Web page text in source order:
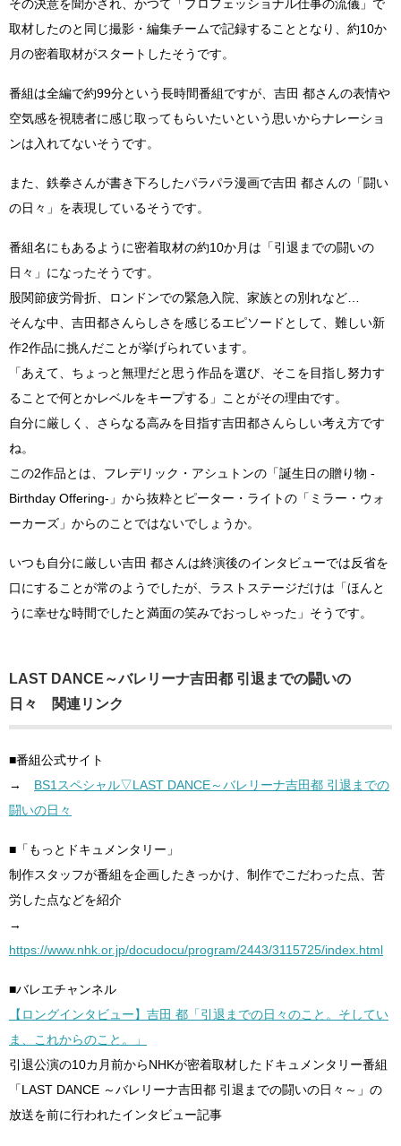
その決意を聞かされ、かつて「プロフェッショナル仕事の流儀」で
取材したのと同じ撮影・編集チームで記録することとなり、約10か
月の密着取材がスタートしたそうです。
番組は全編で約99分という長時間番組ですが、吉田 都さんの表情や
空気感を視聴者に感じ取ってもらいたいという思いからナレーショ
ンは入れてないそうです。
また、鉄拳さんが書き下ろしたパラパラ漫画で吉田 都さんの「闘い
の日々」を表現しているそうです。
番組名にもあるように密着取材の約10か月は「引退までの闘いの
日々」になったそうです。
股関節疲労骨折、ロンドンでの緊急入院、家族との別れなど…
そんな中、吉田都さんらしさを感じるエピソードとして、難しい新
作2作品に挑んだことが挙げられています。
「あえて、ちょっと無理だと思う作品を選び、そこを目指し努力す
ることで何とかレベルをキープする」ことがその理由です。
自分に厳しく、さらなる高みを目指す吉田都さんらしい考え方です
ね。
この2作品とは、フレデリック・アシュトンの「誕生日の贈り物 -
Birthday Offering-」から抜粋とピーター・ライトの「ミラー・ウォ
ーカーズ」からのことではないでしょうか。
いつも自分に厳しい吉田 都さんは終演後のインタビューでは反省を
口にすることが常のようでしたが、ラストステージだけは「ほんと
うに幸せな時間でしたと満面の笑みでおっしゃった」そうです。
LAST DANCE～バレリーナ吉田都 引退までの闘いの
日々 関連リンク
■番組公式サイト
→ BS1スペシャル▽LAST DANCE～バレリーナ吉田都 引退までの
闘いの日々
■「もっとドキュメンタリー」
制作スタッフが番組を企画したきっかけ、制作でこだわった点、苦
労した点などを紹介
→
https://www.nhk.or.jp/docudocu/program/2443/3115725/index.html
■バレエチャンネル
【ロングインタビュー】吉田 都「引退までの日々のこと。そしてい
ま、これからのこと。」
引退公演の10カ月前からNHKが密着取材したドキュメンタリー番組
「LAST DANCE ～バレリーナ吉田都 引退までの闘いの日々～」の
放送を前に行われたインタビュー記事